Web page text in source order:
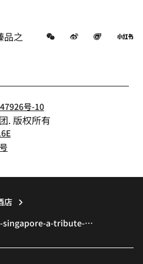
品之
微信 微博 飞猪
号-10
. 版权所有
店
singapore-a-tribute-